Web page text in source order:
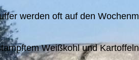
werden oft auf den
Weißkohl und